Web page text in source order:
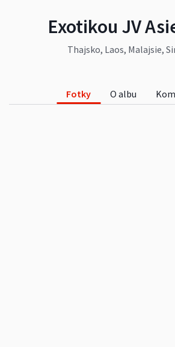
Exotikou JV
Thajsko, Laos, Malajsie,
Fotky O albu